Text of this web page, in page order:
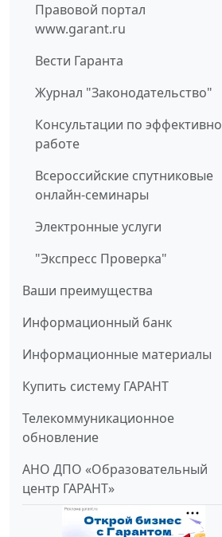
Правовой портал
www.garant.ru
Вести Гаранта
Журнал "Законодательство"
Консультации по
работе
Всероссийские спутниковые
онлайн-семинары
Электронные услуги
"Экспресс Проверка"
Ваши преимущества
Информационный банк
Информационные материалы
Купить систему ГАРАНТ
Телекоммуникационное
обновление
АНО ДПО «Образовательный
центр ГАРАНТ»